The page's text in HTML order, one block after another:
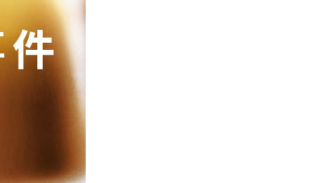
葫芦娃下载最污架
保险杠料架
消声器料架
车
料架
桶水箱支架
行业